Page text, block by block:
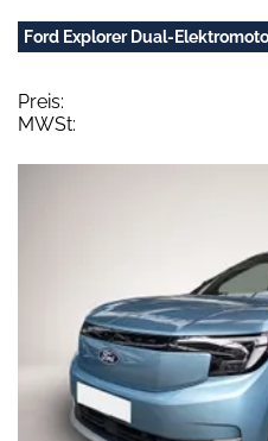
Ford Explorer Dual-
Preis:
MWSt: